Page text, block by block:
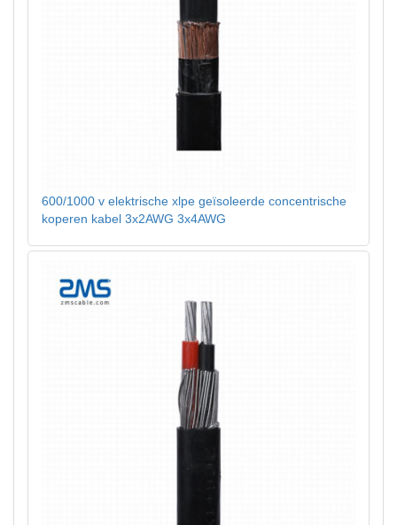
600/1000 v elektrische xlpe geïsoleerde concentrische
koperen kabel 3x2AWG 3x4AWG